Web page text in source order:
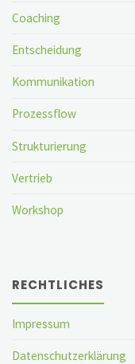
Coaching
Entscheidung
Kommunikation
Prozessflow
Strukturierung
Vertrieb
Workshop
RECHTLICHES
Impressum
Datenschutzerklärung